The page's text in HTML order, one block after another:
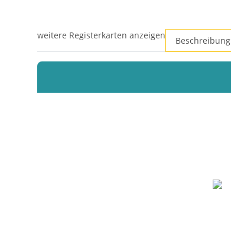
weitere Registerkarten anzeigen Beschreibung